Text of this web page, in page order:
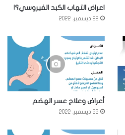
اعراض التهاب الكبد الفيروسي؟!
22 ديسمبر، 2022
أعراض وعلاج عسر الهضم
22 ديسمبر، 2022